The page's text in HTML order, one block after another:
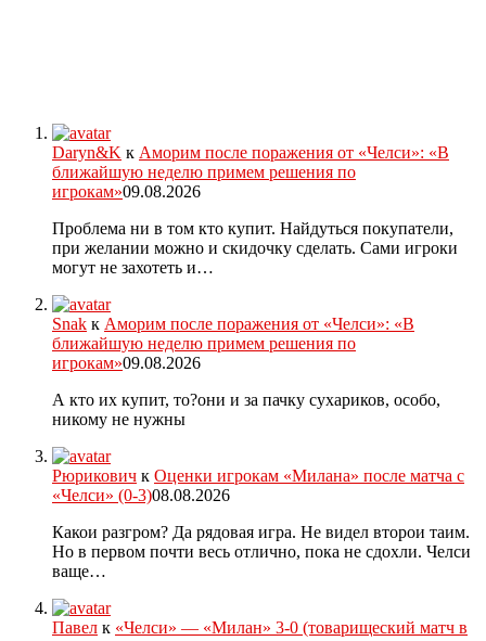
Daryn&K к Аморим после поражения от «Челси»: «В
ближайшую неделю примем решения по
игрокам»09.08.2026
Проблема ни в том кто купит. Найдуться покупатели,
при желании можно и скидочку сделать. Сами игроки
могут не захотеть и…
Snak к Аморим после поражения от «Челси»: «В
ближайшую неделю примем решения по
игрокам»09.08.2026
А кто их купит, то?они и за пачку сухариков, особо,
никому не нужны
Рюрикович к Оценки игрокам «Милана» после матча с
«Челси» (0-3)08.08.2026
Какои разгром? Да рядовая игра. Не видел второи таим.
Но в первом почти весь отлично, пока не сдохли. Челси
ваще…
Павел к «Челси» — «Милан» 3-0 (товарищеский матч в